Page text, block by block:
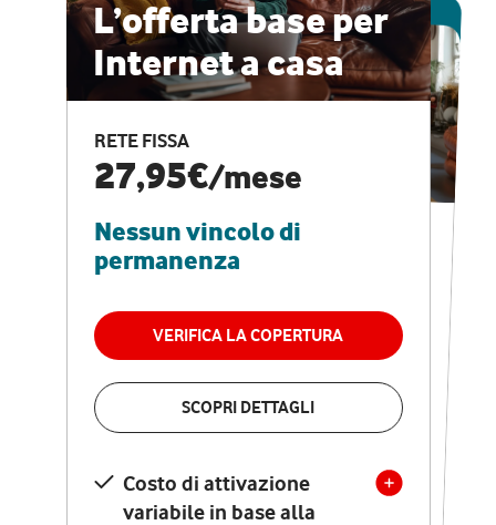
L’offerta base per
Internet a casa
RETE FISSA
27,95€/mese
Nessun vincolo di
permanenza
VERIFICA LA COPERTURA
SCOPRI DETTAGLI
Costo di attivazione
variabile in base alla
ESCLUSIVA ONLINE
CASA PRO
Internet veloce e
vantaggi speciali
RETE FISSA + VODAFONE CLUB
29,95€
permanenza
VERIFICA LA COPERTURA
Costo di attivazione
variabile in base alla